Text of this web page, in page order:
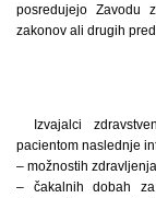
posredujejo Zavodu
zakonov ali drugih
Izvajalci
pacientom naslednje
– možnostih
– čakalnih dobah za